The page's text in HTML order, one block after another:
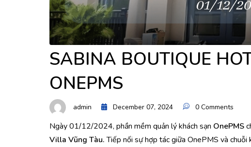
SABINA BOUTIQUE
ONEPMS
admin December 07, 2024 0 Comments
Ngày 01/12/2024, phần mềm quản lý khách sạn OnePMS
Villa Vũng Tàu.Tiếp nối sự hợp tác giữa OnePMS và chuỗi